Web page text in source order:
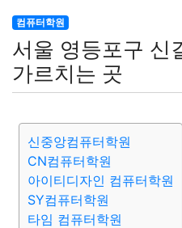
컴퓨터학원
서울 영등포구 신
가르치는 곳
신중앙컴퓨터학원
CN컴퓨터학원
아이티디자인 컴퓨터학원
SY컴퓨터학원
타임 컴퓨터학원